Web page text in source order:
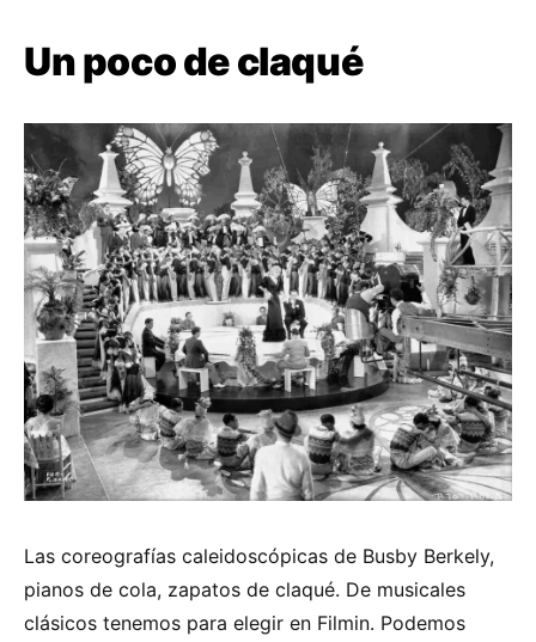
Un poco de claqué
Las coreografías caleidoscópicas de Busby Berkely,
pianos de cola, zapatos de claqué. De musicales
clásicos tenemos para elegir en Filmin. Podemos